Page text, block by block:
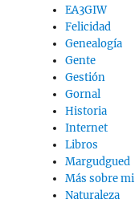
EA3GIW
Felicidad
Genealogía
Gente
Gestión
Gornal
Historia
Internet
Libros
Margudgued
Más sobre mi
Naturaleza